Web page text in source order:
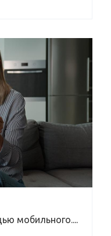
мобильного....